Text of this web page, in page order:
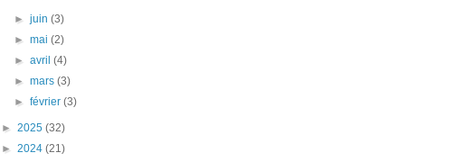
►juin(3)
►mai(2)
►avril(4)
►mars(3)
►février(3)
► 2025 (32)
► 2024 (21)